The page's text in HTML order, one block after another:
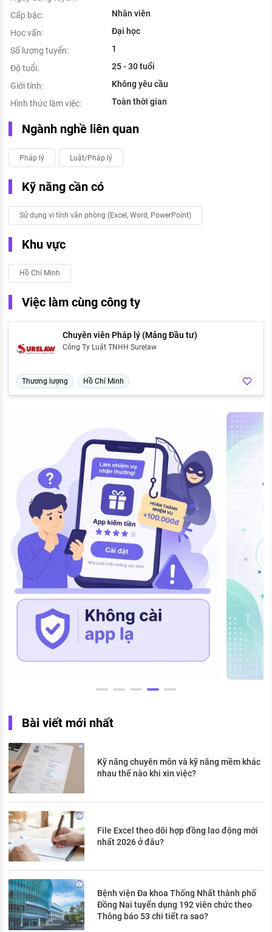
Cấp bậc:
Nhân viên
Học vấn:
Đại học
Số lượng tuyển:
1
Độ tuổi:
25 - 30 tuổi
Giới tính:
Không yêu cầu
Hình thức làm việc:
Toàn thời gian
Ngành nghề liên quan
Pháp lý Luật/Pháp lý
Kỹ năng cần có
Sử dụng vi tính văn phòng (Excel, Word, PowerPoint)
Khu vực
Hồ Chí Minh
Việc làm cùng công ty
Chuyên viên Pháp lý (Mảng Đầu tư)
Công Ty Luật TNHH Surelaw
Thương lượng Hồ Chí Minh
Bài viết mới nhất
Kỹ năng chuyên môn và kỹ năng mềm khác
nhau thế nào khi xin việc?
File Excel theo dõi hợp đồng lao động mới
nhất 2026 ở đâu?
Bệnh viện Đa khoa Thống Nhất thành phố
Đồng Nai tuyển dụng 192 viên chức theo
Thông báo 53 chi tiết ra sao?